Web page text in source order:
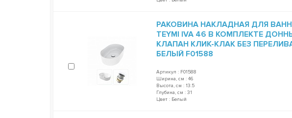
РАКОВИНА НАКЛАДНАЯ ДЛЯ
TEYMI IVA 46 В КОМПЛЕКТЕ
КЛАПАН КЛИК-КЛАК БЕЗ
БЕЛЫЙ F01588
Артикул : F01588
Ширина, см : 46
Высота, см : 13.5
Глубина, см : 31
Цвет : Белый